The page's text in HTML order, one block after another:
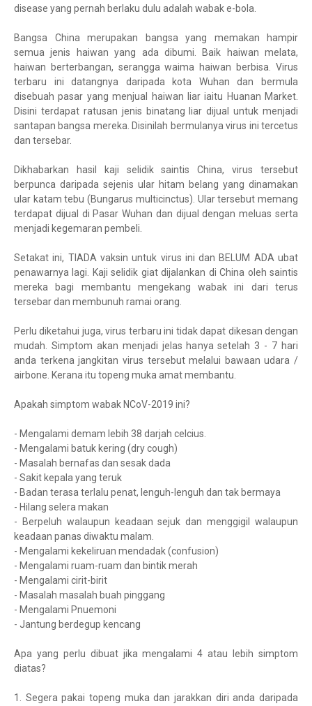
disease yang pernah berlaku dulu adalah wabak e-bola.
Bangsa China merupakan bangsa yang memakan hampir
semua jenis haiwan yang ada dibumi. Baik haiwan melata,
haiwan berterbangan, serangga waima haiwan berbisa. Virus
terbaru ini datangnya daripada kota Wuhan dan bermula
disebuah pasar yang menjual haiwan liar iaitu Huanan Market.
Disini terdapat ratusan jenis binatang liar dijual untuk menjadi
santapan bangsa mereka. Disinilah bermulanya virus ini tercetus
dan tersebar.
Dikhabarkan hasil kaji selidik saintis China, virus tersebut
berpunca daripada sejenis ular hitam belang yang dinamakan
ular katam tebu (Bungarus multicinctus). Ular tersebut memang
terdapat dijual di Pasar Wuhan dan dijual dengan meluas serta
menjadi kegemaran pembeli.
Setakat ini, TIADA vaksin untuk virus ini dan BELUM ADA ubat
penawarnya lagi. Kaji selidik giat dijalankan di China oleh saintis
mereka bagi membantu mengekang wabak ini dari terus
tersebar dan membunuh ramai orang.
Perlu diketahui juga, virus terbaru ini tidak dapat dikesan dengan
mudah. Simptom akan menjadi jelas hanya setelah 3 - 7 hari
anda terkena jangkitan virus tersebut melalui bawaan udara /
airbone. Kerana itu topeng muka amat membantu.
Apakah simptom wabak NCoV-2019 ini?
- Mengalami demam lebih 38 darjah celcius.
- Mengalami batuk kering (dry cough)
- Masalah bernafas dan sesak dada
- Sakit kepala yang teruk
- Badan terasa terlalu penat, lenguh-lenguh dan tak bermaya
- Hilang selera makan
- Berpeluh walaupun keadaan sejuk dan menggigil walaupun
keadaan panas diwaktu malam.
- Mengalami kekeliruan mendadak (confusion)
- Mengalami ruam-ruam dan bintik merah
- Mengalami cirit-birit
- Masalah masalah buah pinggang
- Mengalami Pnuemoni
- Jantung berdegup kencang
Apa yang perlu dibuat jika mengalami 4 atau lebih simptom
diatas?
1. Segera pakai topeng muka dan jarakkan diri anda daripada